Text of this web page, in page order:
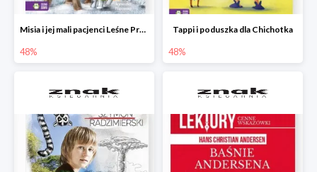
Misia i jej mali pacjenci Leśne Przytulisko
48%
Tappi i poduszka dla Chichotka
48%